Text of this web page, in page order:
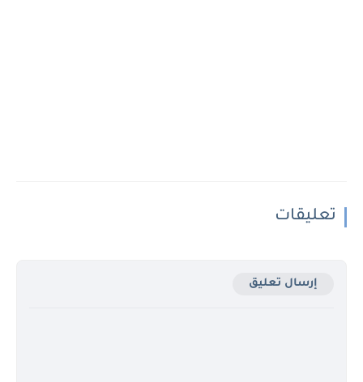
تعليقات
إرسال تعليق